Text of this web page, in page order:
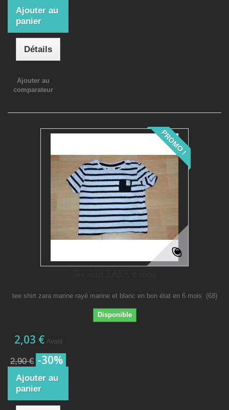
Ajouter au
panier
Détails
Ajouter au
comparateur
PROMO !
tee shirt zara marine rayé marine et blanc en bon état en 6 mois (68)
Disponible
2,03 € Avant
2,90 € -30%
Ajouter au
panier